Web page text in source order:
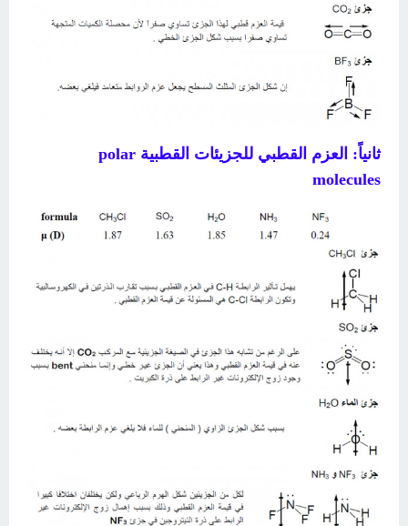
ثانياً: العزم القطبي للجزيئات القطبية polar
molecules